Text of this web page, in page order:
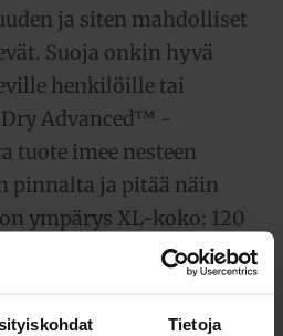
Tietoja
ja siten mahdolliset
Suoja onkin hyvä
henkilöille tai
Advanced™ -
tuote imee nesteen
pinnalta ja pitää näin
ympärys XL-koko: 120
toimitusaika 1-4